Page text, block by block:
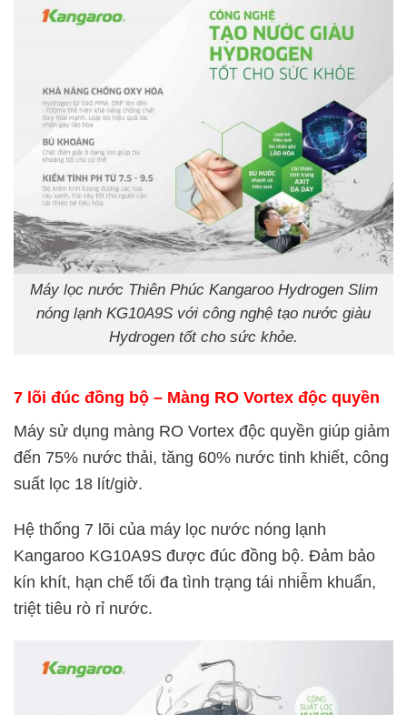
Máy lọc nước Thiên Phúc Kangaroo Hydrogen Slim
nóng lạnh KG10A9S với công nghệ tạo nước giàu
Hydrogen tốt cho sức khỏe.
7 lõi đúc đồng bộ – Màng RO Vortex độc quyền
Máy sử dụng màng RO Vortex độc quyền giúp giảm
đến 75% nước thải, tăng 60% nước tinh khiết, công
suất lọc 18 lít/giờ.
Hệ thống 7 lõi của máy lọc nước nóng lạnh
Kangaroo KG10A9S được đúc đồng bộ. Đảm bảo
kín khít, hạn chế tối đa tình trạng tái nhiễm khuẩn,
triệt tiêu rò rỉ nước.